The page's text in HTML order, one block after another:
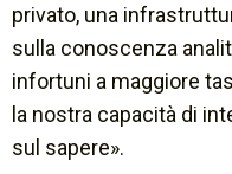
privato, una
sulla conoscenza
infortuni a maggiore
la nostra capacità di
sul sapere».